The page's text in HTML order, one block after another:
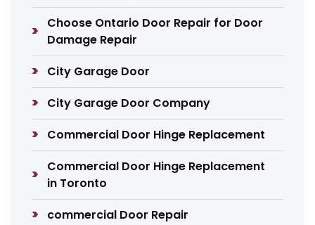
Choose Ontario Door Repair for Door
Damage Repair
City Garage Door
City Garage Door Company
Commercial Door Hinge Replacement
Commercial Door Hinge Replacement
in Toronto
commercial Door Repair